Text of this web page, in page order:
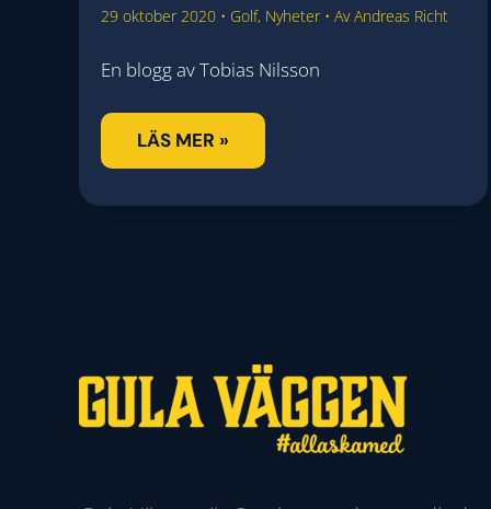
29 oktober 2020 • Golf, Nyheter• AvAndreas Richt
En blogg av Tobias Nilsson
MASTERS
WEEK
LÄS MER »